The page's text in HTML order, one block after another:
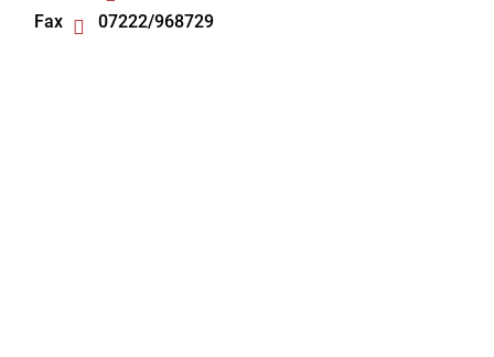
Fax
07222/968729